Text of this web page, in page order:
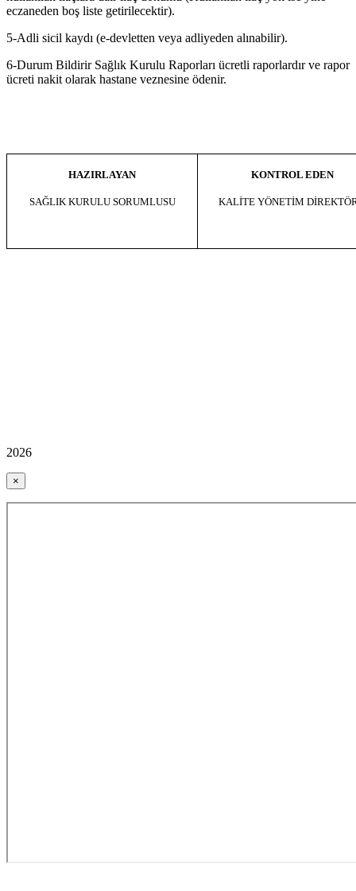
eczaneden boş liste getirilecektir).
5-Adli sicil kaydı (e-devletten veya adliyeden alınabilir).
6-Durum Bildirir Sağlık Kurulu Raporları ücretli raporlardır ve rapor
ücreti nakit olarak hastane veznesine ödenir.
HAZIRLAYAN
SAĞLIK KURULU SORUMLUSU
KONTROL EDEN
KALİTE YÖNETİM
2026
×